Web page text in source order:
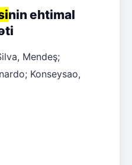
nin ehtimal
Mendeş;
Konseysao,